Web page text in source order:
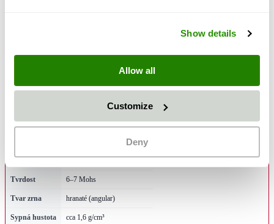
Show details
Allow all
Customize
Deny
GREENBLAST nikoli.Rozhoduje
hlásí rovnoměrnější výsledek, méně dodatečné práce a
Technické vlastnosti
Materiál minerální olivínové abrazivo
Tvrdost 6–7 Mohs
Tvar zrna hranaté (angular)
Sypná hustota cca 1,6 g/cm³